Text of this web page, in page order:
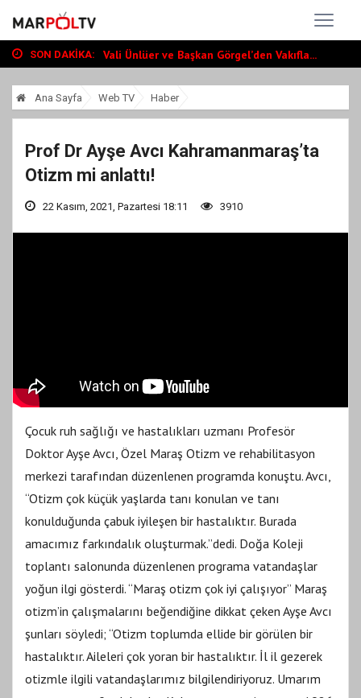
SON DAKIKA:
Başkan Toptaş, mahallelerin yaşam kalite...
Cumhurbaşkanı Erdoğan, Ayser Çalık Ortao...
Vali Ünlüer ve Başkan Görgel’den Vakıfla...
Ana Sayfa Web TV Haber
Prof Dr Ayşe Avcı Kahramanmaraş’ta
Otizm mi anlattı!
22 Kasım, 2021, Pazartesi 18:11 3910
Çocuk ruh sağlığı ve hastalıkları uzmanı Profesör
Doktor Ayşe Avcı, Özel Maraş Otizm ve rehabilitasyon
merkezi tarafından düzenlenen programda konuştu. Avcı,
“Otizm çok küçük yaşlarda tanı konulan ve tanı
konulduğunda çabuk iyileşen bir hastalıktır. Burada
amacımız farkındalık oluşturmak.”dedi. Doğa Koleji
toplantı salonunda düzenlenen programa vatandaşlar
yoğun ilgi gösterdi. “Maraş otizm çok iyi çalışıyor” Maraş
otizm’in çalışmalarını beğendiğine dikkat çeken Ayşe Avcı
şunları söyledi; “Otizm toplumda ellide bir görülen bir
hastalıktır. Aileleri çok yoran bir hastalıktır. İl il gezerek
otizmle ilgili vatandaşlarımız bilgilendiriyoruz. Umarım